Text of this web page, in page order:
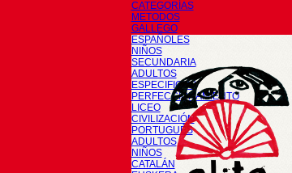
CATEGORÍAS
METODOS
GALLEGO
ESPAÑOLES
NIÑOS
SECUNDARIA
ADULTOS
ESPECIFICOS
PERFECCIONAMIENTO
LICEO
CIVILIZACIÓN
PORTUGUÉS
ADULTOS
NIÑOS
CATALÁN